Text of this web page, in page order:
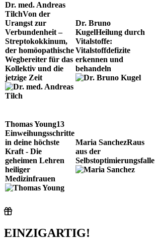
Dr. med. Andreas
TilchVon der
Urangst zur
Verbundenheit –
Streptokokkinum,
der homöopathische
Wegbereiter für das
Kollektiv und die
jetzige Zeit
Dr. Bruno
KugelHeilung durch
Vitalstoffe:
Vitalstoffdefizite
erkennen und
behandeln
Thomas Young13
Einweihungsschritte
in deine höchste
Kraft - Die
geheimen Lehren
heiliger
Medizinfrauen
Maria SanchezRaus
aus der
Selbstoptimierungsfalle
EINZIGARTIG!